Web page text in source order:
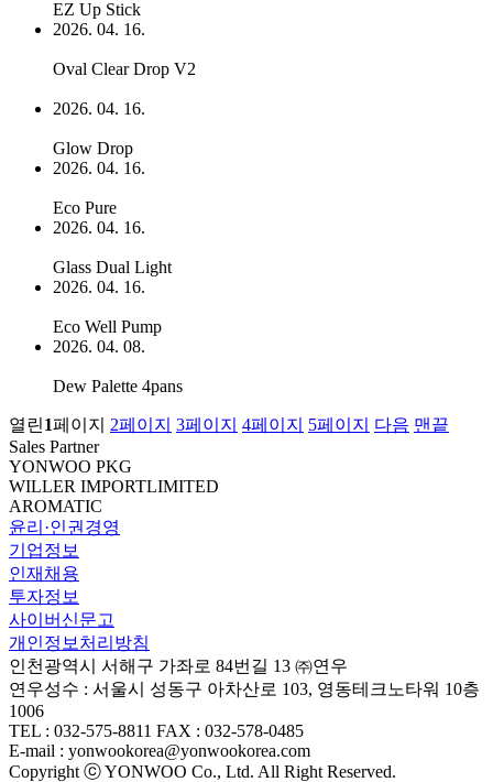
EZ Up Stick
2026. 04. 16.
Oval Clear Drop V2
2026. 04. 16.
Glow Drop
2026. 04. 16.
Eco Pure
2026. 04. 16.
Glass Dual Light
2026. 04. 16.
Eco Well Pump
2026. 04. 08.
Dew Palette 4pans
열린1페이지 2페이지 3페이지 4페이지 5페이지 다음 맨끝
Sales Partner
YONWOO PKG
WILLER IMPORTLIMITED
AROMATIC
윤리·인권경영
기업정보
인재채용
투자정보
사이버신문고
개인정보처리방침
인천광역시 서해구 가좌로 84번길 13 ㈜연우
연우성수 : 서울시 성동구 아차산로 103, 영동테크노타워 10층
1006
TEL : 032-575-8811 FAX : 032-578-0485
E-mail : yonwookorea@yonwookorea.com
Copyright ⓒ YONWOO Co., Ltd. All Right Reserved.